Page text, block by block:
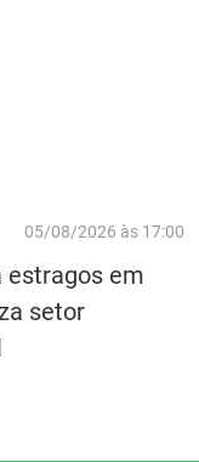
05/08/2026 às 17:00
estragos em
setor